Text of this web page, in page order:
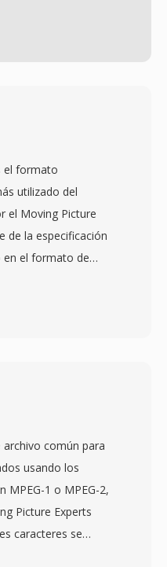
el formato
utilizado del
el Moving Picture
de la especificación
en el formato de
Part 12), qué a su
con audio
incluyendo AV1,
como
descarga
marcadores
archivo común para
usando los
MPEG-1 o MPEG-2,
Picture Experts
caracteres se
de archivos